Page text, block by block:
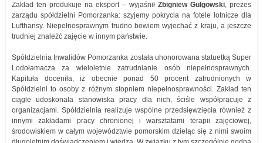
Zakład ten produkuje na eksport – wyjaśnił Zbigniew Gulgowski, prezes
zarządu spółdzielni Pomorzanka: szyjemy pokrycia na fotele lotnicze dla
Lufthansy. Niepełnosprawnym trudno bowiem wyjechać z kraju, a jeszcze
trudniej znaleźć zajęcie w innym państwie.
Spółdzielnia Inwalidów Pomorzanka została uhonorowana statuetką Super
Lodołamacza za wieloletnie zatrudnianie osób niepełnosprawnych.
Kapituła doceniła, iż obecnie ponad 50 procent zatrudnionych w
Spółdzielni to osoby z różnym stopniem niepełnosprawności. Zakład ten
ciągle udoskonala stanowiska pracy dla nich, ściśle współpracuje z
organizacjami. Spółdzielnia realizuje wspólne przedsięwzięcia również z
innymi zakładami pracy chronionej i warsztatami terapii zajęciowej,
środowiskiem w całym województwie pomorskim dzieląc się z nimi swoim